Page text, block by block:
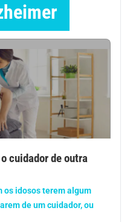
cuidador de outra
os idosos terem algum
de um cuidador, ou